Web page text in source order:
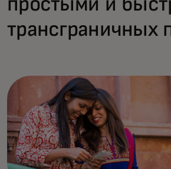
простыми и
трансграничных